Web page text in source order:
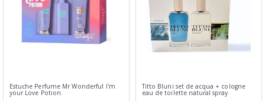
Estuche Perfume Mr Wonderful I'm
your Love Potion.
Titto Bluni set de acqua + cologne
eau de toilette natural spray